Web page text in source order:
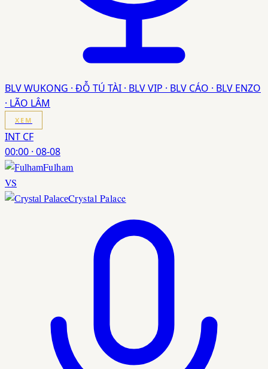
BLV WUKONG · ĐỖ TÚ TÀI · BLV VIP · BLV CÁO · BLV ENZO
· LÃO LÂM
XEM
INT CF
00:00 · 08-08
Fulham
VS
Crystal Palace